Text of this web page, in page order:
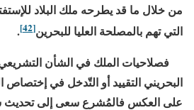
من خلال ما قد يطرحه ملك البلاد
التي تهم بالمصلحة العليا للبحرين[42]
.
فصلاحيات الملك في الشأن
البحريني التقييد أو التّدخل في إختصاص
على العكس فالمُشرع سعى إلى